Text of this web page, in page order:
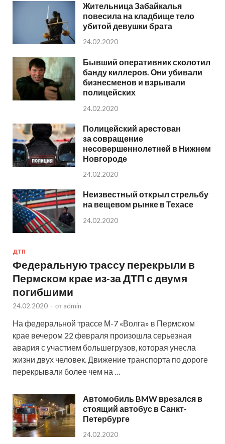
Жительница Забайкалья
повесила на кладбище тело
убитой девушки брата
24.02.2020
Бывший оперативник сколотил
банду киллеров. Они убивали
бизнесменов и взрывали
полицейских
24.02.2020
Полицейский арестован
за совращение
несовершеннолетней в Нижнем
Новгороде
24.02.2020
Неизвестный открыл стрельбу
на вещевом рынке в Техасе
24.02.2020
ДТП
Федеральную трассу перекрыли в
Пермском крае из-за ДТП с двумя
погибшими
24.02.2020 - от admin
На федеральной трассе М-7 «Волга» в Пермском
крае вечером 22 февраля произошла серьезная
авария с участием большегрузов, которая унесла
жизни двух человек. Движение транспорта по дороге
перекрывали более чем на …
Автомобиль BMW врезался в
стоящий автобус в Санкт-
Петербурге
24.02.2020